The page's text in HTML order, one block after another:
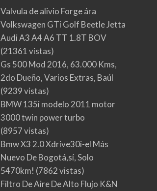
Valvula de alivio Forge ára
Volkswagen GTi Golf Beetle Jetta
Audi A3 A4 A6 TT 1.8T BOV
(21361 vistas)
Gs 500 Mod 2016, 63.000 Kms,
2do Dueño, Varios Extras, Baúl
(9239 vistas)
BMW 135i modelo 2011 motor
3000 twin power turbo
(8957 vistas)
Bmw X3 2.0 Xdrive30i-el Más
Nuevo De Bogotá,sí, Solo
5470km! (7862 vistas)
Filtro De Aire De Alto Flujo K&N